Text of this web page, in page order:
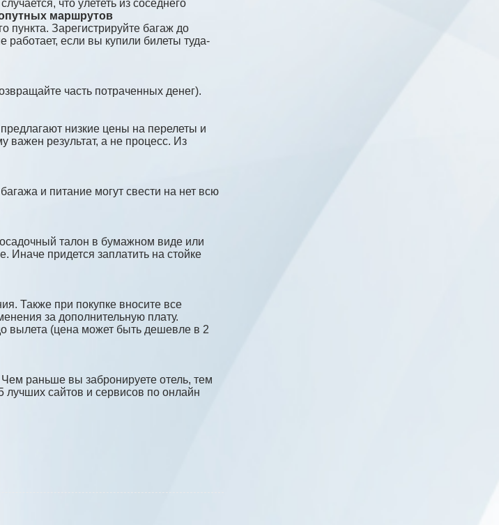
что улететь из соседнего
маршрутов
пункта. Зарегистрируйте багаж до
работает, если вы купили билеты туда-
часть потраченных денег).
низкие цены на перелеты и
важен результат, а не процесс. Из
и питание могут свести на нет всю
талон в бумажном виде или
Иначе придется заплатить на стойке
Также при покупке вносите все
за дополнительную плату.
вылета (цена может быть дешевле в 2
раньше вы забронируете отель, тем
сайтов и сервисов по онлайн